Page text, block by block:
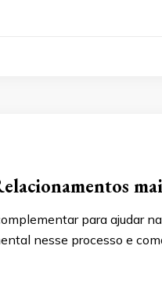
para ajudar
nesse processo e